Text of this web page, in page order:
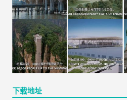
下载地址